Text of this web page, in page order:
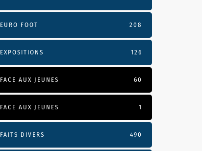
EURO FOOT 208
EXPOSITIONS 126
FACE AUX JEUNES 60
FACE AUX JEUNES 1
FAITS DIVERS 490